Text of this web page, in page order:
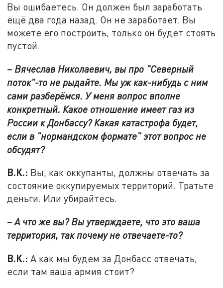
Вы ошибаетесь. Он должен был заработать
ещё два года назад. Он не заработает. Вы
можете его построить, только он будет стоять
пустой.
– Вячеслав Николаевич, вы про "Северный
поток"-то не рыдайте. Мы уж как-нибудь с ним
сами разберёмся. У меня вопрос вполне
конкретный. Какое отношение имеет газ из
России к Донбассу? Какая катастрофа будет,
если в "нормандском формате" этот вопрос не
обсудят?
В.К.: Вы, как оккупанты, должны отвечать за
состояние оккупируемых территорий. Тратьте
деньги. Или убирайтесь.
– А что же вы? Вы утверждаете, что это ваша
территория, так почему не отвечаете-то?
В.К.: А как мы будем за Донбасс отвечать,
если там ваша армия стоит?